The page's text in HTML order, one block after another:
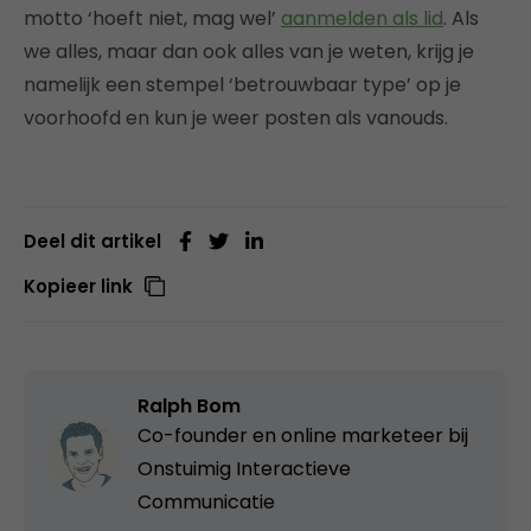
motto ‘hoeft niet, mag wel’ aanmelden als lid. Als
we alles, maar dan ook alles van je weten, krijg je
namelijk een stempel ‘betrouwbaar type’ op je
voorhoofd en kun je weer posten als vanouds.
Deel dit artikel
Kopieer link
Ralph Bom
Co-founder en online marketeer bij
Onstuimig Interactieve
Communicatie